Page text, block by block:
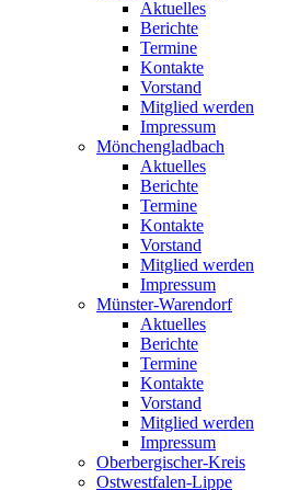
Aktuelles
Berichte
Termine
Kontakte
Vorstand
Mitglied werden
Impressum
Mönchengladbach
Aktuelles
Berichte
Termine
Kontakte
Vorstand
Mitglied werden
Impressum
Münster-Warendorf
Aktuelles
Berichte
Termine
Kontakte
Vorstand
Mitglied werden
Impressum
Oberbergischer-Kreis
Ostwestfalen-Lippe